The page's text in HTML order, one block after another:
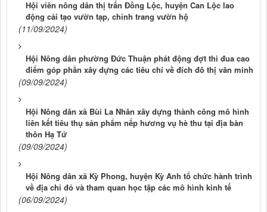
Hội viên nông dân thị trấn Đồng Lộc, huyện Can Lộc lao
động cải tạo vườn tạp, chỉnh trang vườn hộ
(11/09/2024)
Hội Nông dân phường Đức Thuận phát động đợt thi đua cao
điểm góp phần xây dựng các tiêu chí về đích đô thị văn minh
(09/09/2024)
Hội Nông dân xã Bùi La Nhân xây dựng thành công mô hình
liên kết tiêu thụ sản phẩm nếp hương vụ hè thu tại địa bàn
thôn Hạ Tứ
(09/09/2024)
Hội Nông dân xã Kỳ Phong, huyện Kỳ Anh tổ chức hành trình
về địa chỉ đỏ và tham quan học tập các mô hình kinh tế
(06/09/2024)